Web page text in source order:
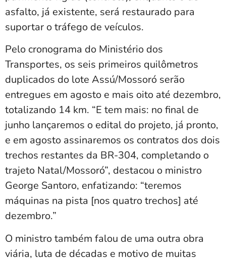
asfalto, já existente, será restaurado para
suportar o tráfego de veículos.
Pelo cronograma do Ministério dos
Transportes, os seis primeiros quilômetros
duplicados do lote Assú/Mossoró serão
entregues em agosto e mais oito até dezembro,
totalizando 14 km. “E tem mais: no final de
junho lançaremos o edital do projeto, já pronto,
e em agosto assinaremos os contratos dos dois
trechos restantes da BR-304, completando o
trajeto Natal/Mossoró”, destacou o ministro
George Santoro, enfatizando: “teremos
máquinas na pista [nos quatro trechos] até
dezembro.”
O ministro também falou de uma outra obra
viária, luta de décadas e motivo de muitas